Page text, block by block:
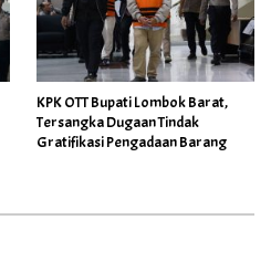
KPK OTT Bupati Lombok Barat,
Tersangka Dugaan Tindak
Gratifikasi Pengadaan Barang